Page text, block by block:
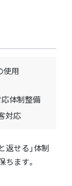
使用
体制整備
対応
返せる」体制
ちます。